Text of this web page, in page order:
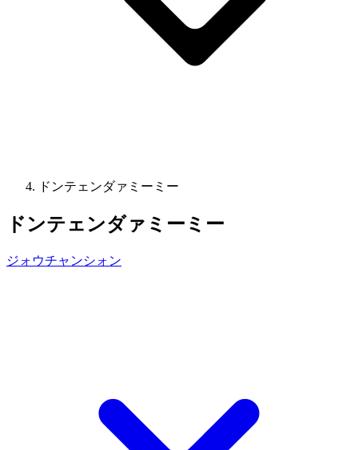
ドンテェンダァミーミー
ドンテェンダァミーミー
ジォウチャンシォン